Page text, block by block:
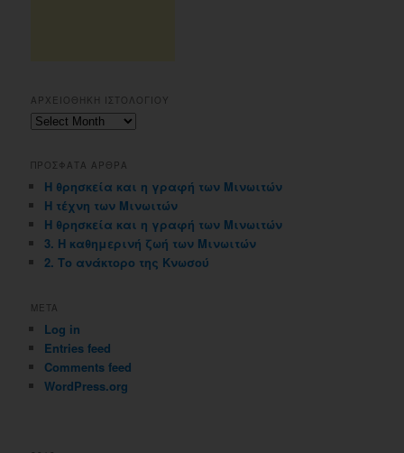
ΑΡΧΕΙΟΘΗΚΗ ΙΣΤΟΛΟΓΙΟΥ
Αρχειοθηκη
ΠΡΟΣΦΑΤΑ ΑΡΘΡΑ
Η θρησκεία και η γραφή των Μινωιτών
Η τέχνη των Μινωιτών
Η θρησκεία και η γραφή των Μινωιτών
3. Η καθημερινή ζωή των Μινωιτών
2. Το ανάκτορο της Κνωσού
META
Log in
Entries feed
Comments feed
WordPress.org